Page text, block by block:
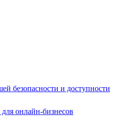
безопасности и доступности
онлайн-бизнесов